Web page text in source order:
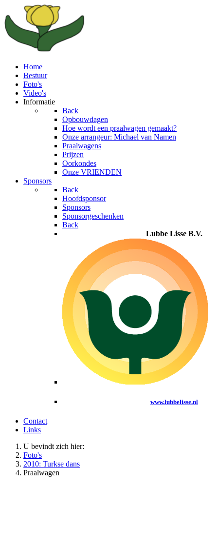
Home
Bestuur
Foto's
Video's
Informatie
Back
Opbouwdagen
Hoe wordt een praalwagen gemaakt?
Onze arrangeur: Michael van Namen
Praalwagens
Prijzen
Oorkondes
Onze VRIENDEN
Sponsors
Back
Hoofdsponsor
Sponsors
Sponsorgeschenken
Back
Lubbe Lisse B.V.
www.lubbelisse.nl
Contact
Links
U bevindt zich hier:
Foto's
2010: Turkse dans
Praalwagen